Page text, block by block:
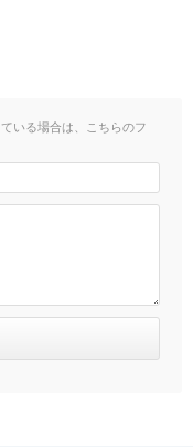
いる場合は、こちらのフ